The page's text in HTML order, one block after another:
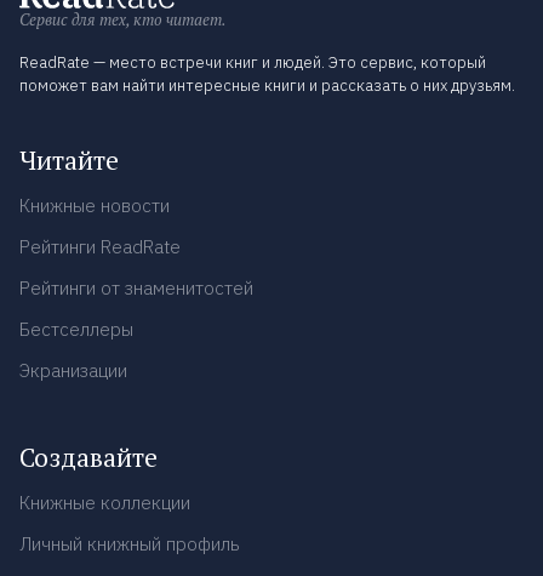
Сервис для тех, кто читает.
ReadRate — место встречи книг и людей. Это сервис, который
поможет вам найти интересные книги и рассказать о них друзьям.
Читайте
Книжные новости
Рейтинги ReadRate
Рейтинги от знаменитостей
Бестселлеры
Экранизации
Создавайте
Книжные коллекции
Личный книжный профиль